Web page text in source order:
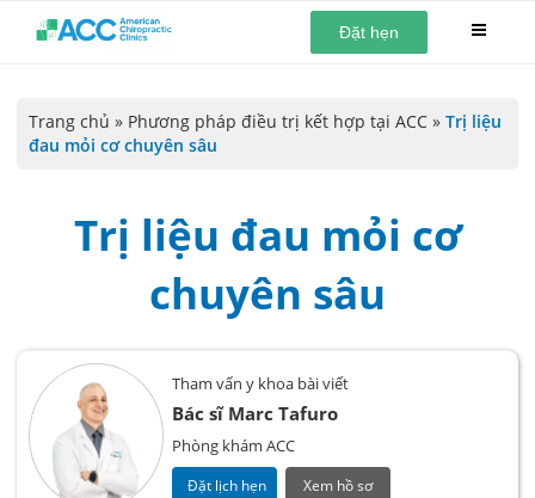
Đặt hẹn
Trang chủ » Phương pháp điều trị kết hợp tại ACC » Trị liệu
đau mỏi cơ chuyên sâu
Trị liệu đau mỏi cơ
chuyên sâu
Tham vấn y khoa bài viết
Bác sĩ Marc Tafuro
Phòng khám ACC
Đặt lịch hẹn Xem hồ sơ